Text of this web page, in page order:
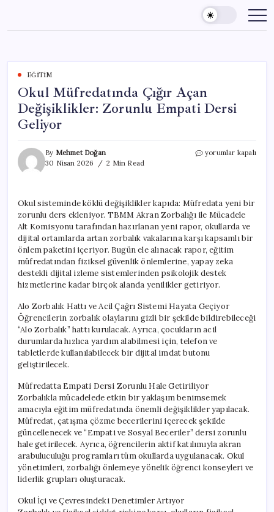
content
EĞITIM
Okul Müfredatında Çığır Açan
Değişiklikler: Zorunlu Empati Dersi
Geliyor
By Mehmet Doğan
30 Nisan 2026
2 Min Read
Okul
Zorunlu
Empati
Dersi
Geliyor
için
yorumlar kapalı
Okul sisteminde köklü değişiklikler kapıda: Müfredata yeni bir
zorunlu ders ekleniyor. TBMM Akran Zorbalığı ile Mücadele
Alt Komisyonu tarafından hazırlanan yeni rapor, okullarda ve
dijital ortamlarda artan zorbalık vakalarına karşı kapsamlı bir
önlem paketini içeriyor. Bugün ele alınacak rapor, eğitim
müfredatından fiziksel güvenlik önlemlerine, yapay zeka
destekli dijital izleme sistemlerinden psikolojik destek
hizmetlerine kadar birçok alanda yenilikler getiriyor.
Alo Zorbalık Hattı ve Acil Çağrı Sistemi Hayata Geçiyor
Öğrencilerin zorbalık olaylarını gizli bir şekilde bildirebileceği
“Alo Zorbalık” hattı kurulacak. Ayrıca, çocukların acil
durumlarda hızlıca yardım alabilmesi için, telefon ve
tabletlerde kullanılabilecek bir dijital imdat butonu
geliştirilecek.
Müfredatta Empati Dersi Zorunlu Hale Getiriliyor
Zorbalıkla mücadelede etkin bir yaklaşım benimsemek
amacıyla eğitim müfredatında önemli değişiklikler yapılacak.
Müfredat, çatışma çözme becerilerini içerecek şekilde
güncellenecek ve “Empati ve Sosyal Beceriler” dersi zorunlu
hale getirilecek. Ayrıca, öğrencilerin aktif katılımıyla akran
arabuluculuğu programları tüm okullarda uygulanacak. Okul
yönetimleri, zorbalığı önlemeye yönelik öğrenci konseyleri ve
liderlik grupları oluşturacak.
Okul İçi ve Çevresindeki Denetimler Artıyor